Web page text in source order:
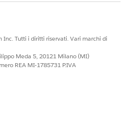
Tutti i diritti riservati. Vari marchi di
Meda 5, 20121 Milano (MI)
REA MI-1785731 P.IVA